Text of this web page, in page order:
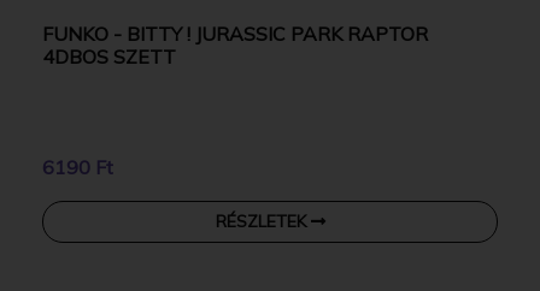
FUNKO - BITTY ! JURASSIC PARK RAPTOR
4DBOS SZETT
6190 Ft
RÉSZLETEK